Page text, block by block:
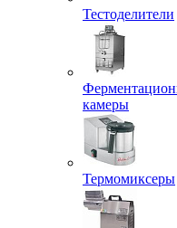
Тестоделители
камеры
Термомиксеры